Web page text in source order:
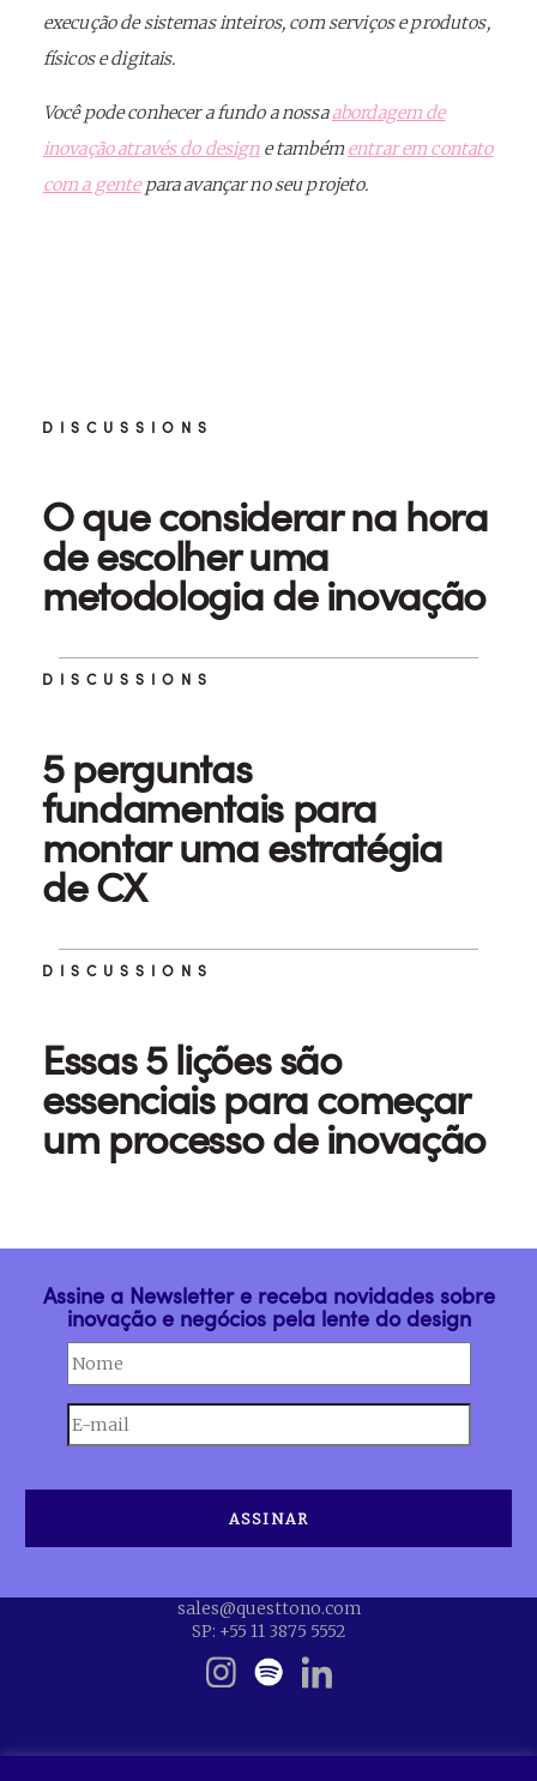
execução de sistemas inteiros, com serviços e produtos,
físicos e digitais.
Você pode conhecer a fundo a nossaabordagem de
inovação através do designe tambémentrar em contato
com a gentepara avançar no seu projeto.
DISCUSSIONS
O que considerar na hora
de escolher uma
metodologia de inovação
DISCUSSIONS
5 perguntas
fundamentais para
montar uma estratégia
de CX
DISCUSSIONS
Essas 5 lições são
essenciais para começar
um processo de inovação
Assine a Newsletter e receba novidades sobre
inovação e negócios pela lente do design
sales@questtono.com
SP: +55 11 3875 5552